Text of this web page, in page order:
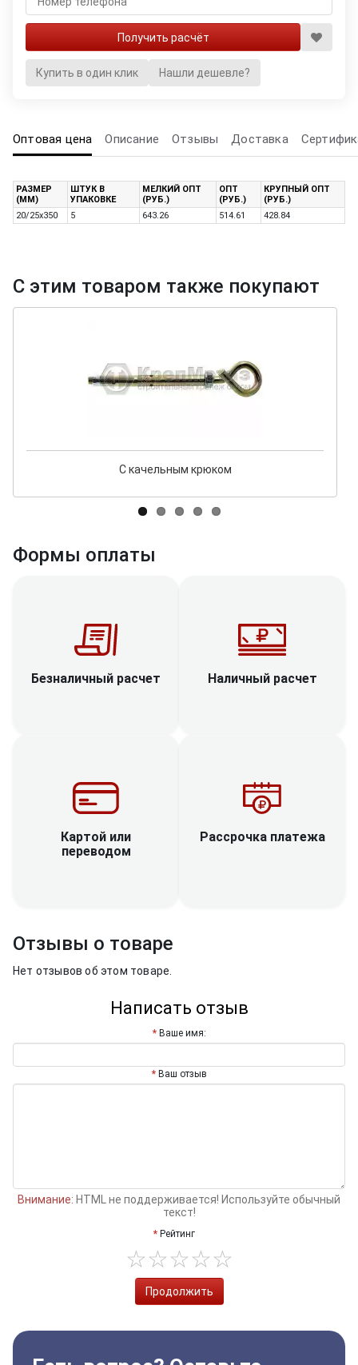
Купить в один клик Нашли дешевле?
Оптовая цена Описание Отзывы Доставка
РАЗМЕР
(ММ)
ШТУК В
УПАКОВКЕ
МЕЛКИЙ ОПТ
(РУБ.)
ОПТ
(РУБ.)
КРУПНЫЙ ОПТ
(РУБ.)
20/25x350
5 643.26 514.61 428.84
С этим товаром также покупают
С качельным крюком
Формы оплаты
Безналичный расчет Наличный расчет
Картой или
переводом
Рассрочка платежа
Отзывы о товаре
Нет отзывов об этом товаре.
Написать отзыв
Ваше имя:
Ваш отзыв
Внимание: HTML не поддерживается! Используйте обычный
текст!
Рейтинг
Продолжить